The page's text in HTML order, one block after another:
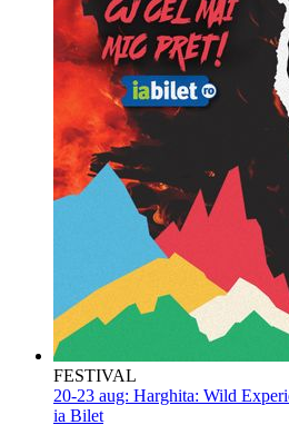
FESTIVAL
20-23 aug: Harghita: Wild
ia Bilet